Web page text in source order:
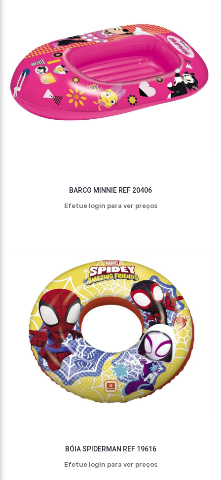
BARCO MINNIE REF 20406
Efetue login para ver preços
BÓIA SPIDERMAN REF 19616
Efetue login para ver preços